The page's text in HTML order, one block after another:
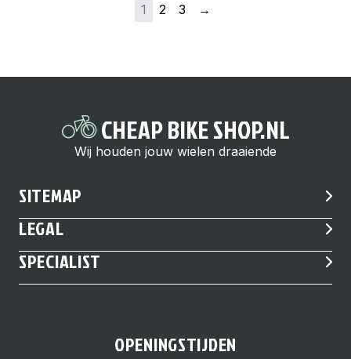
1 2 3 →
CHEAP BIKE SHOP.NL
Wij houden jouw wielen draaiende
SITEMAP
LEGAL
SPECIALIST
OPENINGSTIJDEN